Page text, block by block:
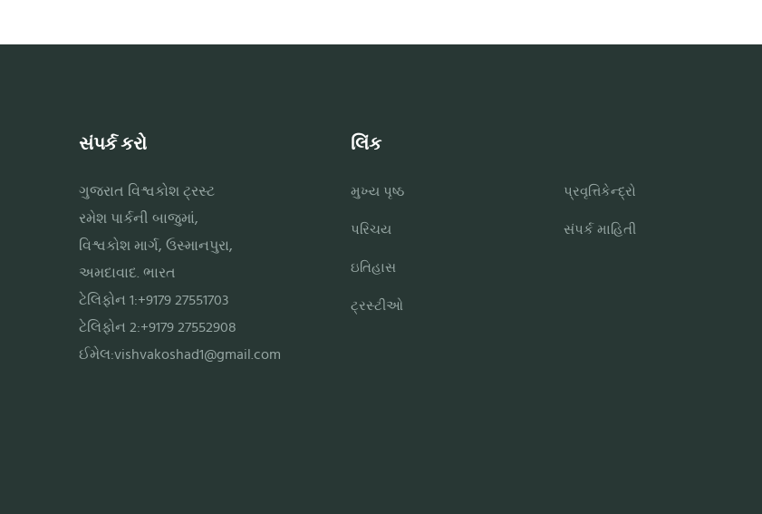
સંપર્ક કરો
ગુજરાત વિશ્વકોશ ટ્રસ્ટ
રમેશ પાર્કની બાજુમાં,
વિશ્વકોશ માર્ગ, ઉસ્માનપુરા,
અમદાવાદ. ભારત
ટેલિફોન 1:+9179 27551703
ટેલિફોન 2:+9179 27552908
ઈમેલ:vishvakoshad1@gmail.com
લિંક
મુખ્ય પૃષ્ઠ
પરિચય
ઇતિહાસ
ટ્રસ્ટીઓ
પ્રવૃત્તિકેન્દ્રો
સંપર્ક માહિતી